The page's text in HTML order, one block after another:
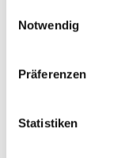
Notwendig
Präferenzen
Statistiken
Sie können sich